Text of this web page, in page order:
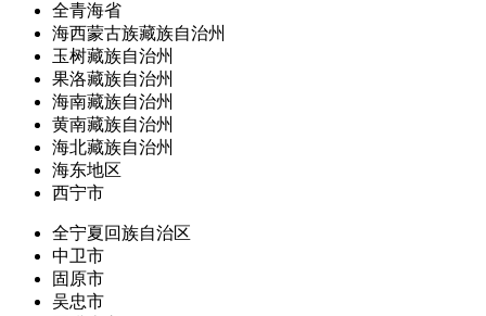
全青海省
海西蒙古族藏族自治州
玉树藏族自治州
果洛藏族自治州
海南藏族自治州
黄南藏族自治州
海北藏族自治州
海东地区
西宁市
全宁夏回族自治区
中卫市
固原市
吴忠市